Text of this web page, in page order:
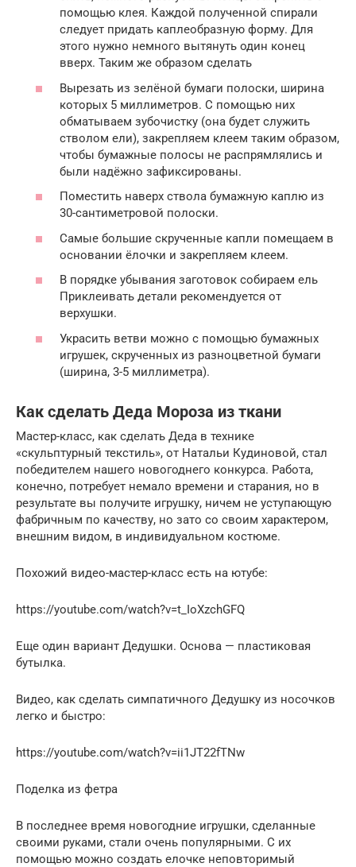
помощью клея. Каждой полученной спирали
следует придать каплеобразную форму. Для
этого нужно немного вытянуть один конец
вверх. Таким же образом сделать
Вырезать из зелёной бумаги полоски, ширина
которых 5 миллиметров. С помощью них
обматываем зубочистку (она будет служить
стволом ели), закрепляем клеем таким образом,
чтобы бумажные полосы не распрямлялись и
были надёжно зафиксированы.
Поместить наверх ствола бумажную каплю из
30-сантиметровой полоски.
Самые большие скрученные капли помещаем в
основании ёлочки и закрепляем клеем.
В порядке убывания заготовок собираем ель
Приклеивать детали рекомендуется от
верхушки.
Украсить ветви можно с помощью бумажных
игрушек, скрученных из разноцветной бумаги
(ширина, 3-5 миллиметра).
Как сделать Деда Мороза из ткани
Мастер-класс, как сделать Деда в технике
«скульптурный текстиль», от Натальи Кудиновой, стал
победителем нашего новогоднего конкурса. Работа,
конечно, потребует немало времени и старания, но в
результате вы получите игрушку, ничем не уступающую
фабричным по качеству, но зато со своим характером,
внешним видом, в индивидуальном костюме.
Похожий видео-мастер-класс есть на ютубе:
https://youtube.com/watch?v=t_IoXzchGFQ
Еще один вариант Дедушки. Основа — пластиковая
бутылка.
Видео, как сделать симпатичного Дедушку из носочков
легко и быстро:
https://youtube.com/watch?v=ii1JT22fTNw
Поделка из фетра
В последнее время новогодние игрушки, сделанные
своими руками, стали очень популярными. С их
помощью можно создать елочке неповторимый